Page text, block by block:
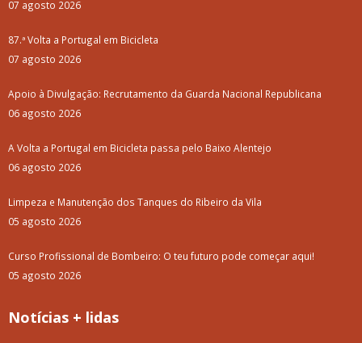
07 agosto 2026
87.ª Volta a Portugal em Bicicleta
07 agosto 2026
Apoio à Divulgação: Recrutamento da Guarda Nacional Republicana
06 agosto 2026
A Volta a Portugal em Bicicleta passa pelo Baixo Alentejo
06 agosto 2026
Limpeza e Manutenção dos Tanques do Ribeiro da Vila
05 agosto 2026
Curso Profissional de Bombeiro: O teu futuro pode começar aqui!
05 agosto 2026
Notícias + lidas